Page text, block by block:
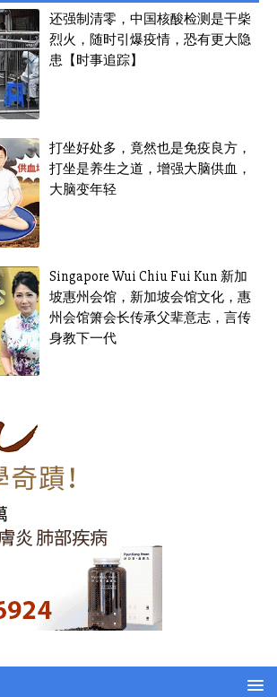
还强制清零，中国核酸检测是干柴
烈火，随时引爆疫情，恐有更大隐
患【时事追踪】
打坐好处多，竟然也是免疫良方，
打坐是养生之道，增强大脑供血，
大脑变年轻
Singapore Wui Chiu Fui Kun 新加
坡惠州会馆，新加坡会馆文化，惠
州会馆箫会长传承父辈意志，言传
身教下一代